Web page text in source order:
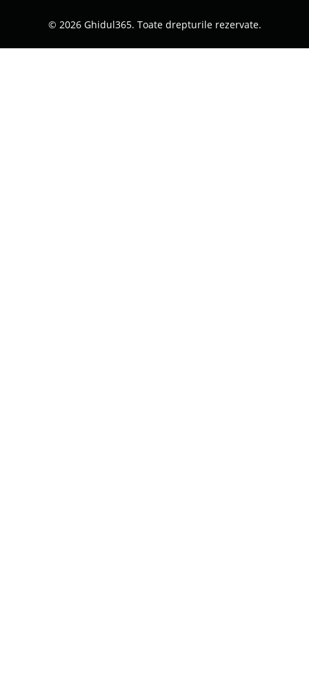
© 2026 Ghidul365. Toate drepturile rezervate.